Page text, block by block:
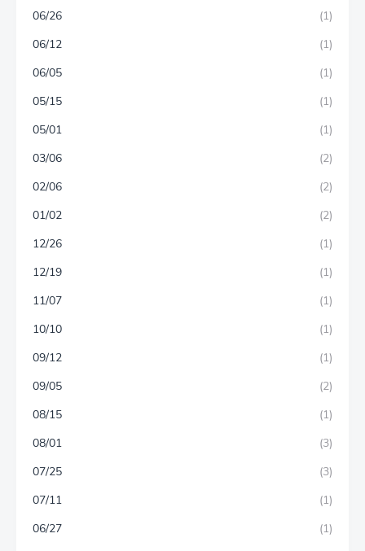
06/26
(1)
06/12
(1)
06/05
(1)
05/15
(1)
05/01
(1)
03/06
(2)
02/06
(2)
01/02
(2)
12/26
(1)
12/19
(1)
11/07
(1)
10/10
(1)
09/12
(1)
09/05
(2)
08/15
(1)
08/01
(3)
07/25
(3)
07/11
(1)
06/27
(1)